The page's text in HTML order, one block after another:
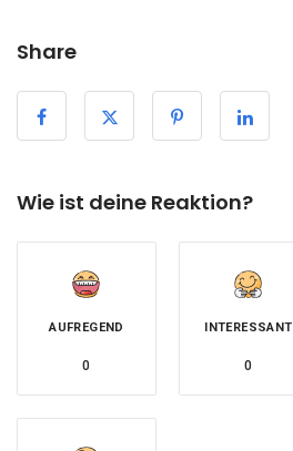
Share
Wie ist deine Reaktion?
AUFREGEND
0
INTERESSANT
0